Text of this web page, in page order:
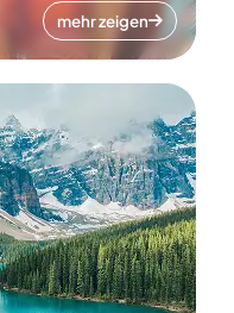
mehr zeigen